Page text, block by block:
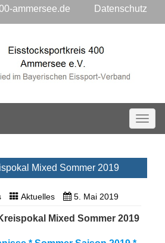
ammersee.de Datenschutz
Mixed Sommer 2019
Aktuelles 5. Mai 2019
Mixed Sommer 2019